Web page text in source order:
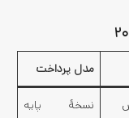
مدل پرداخت
نسخهٔ پایه